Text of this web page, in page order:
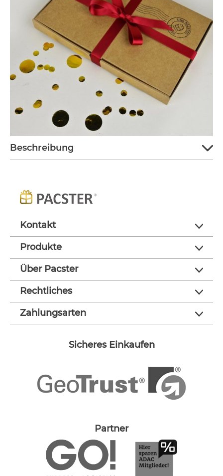
Beschreibung
Kontakt
Produkte
Über Pacster
Rechtliches
Zahlungsarten
Sicheres Einkaufen
Partner